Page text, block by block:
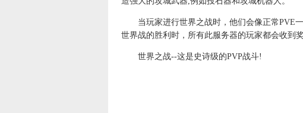
当玩家进行世界之战时，他们会像正常PVE一
世界战的胜利时，所有此服务器的玩家都会收到奖
世界之战--这是史诗级的PVP战斗!